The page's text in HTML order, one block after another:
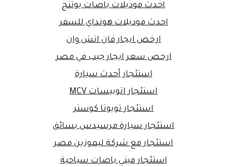
احدث موديلات باصات يوتنج
احدث موديلات هونداي للسفر
ارخص ايجار فان اتش وان
ارخص سعر ايجار جيب في مصر
استئجار أحدث سيارة
استئجار اتوبيسات MCV
استئجار تويوتا كوستر
استئجار سيارة مرسيدس بسائق
استئجار مع شركة ليموزين مصر
استئجار ميني باصات سياحية